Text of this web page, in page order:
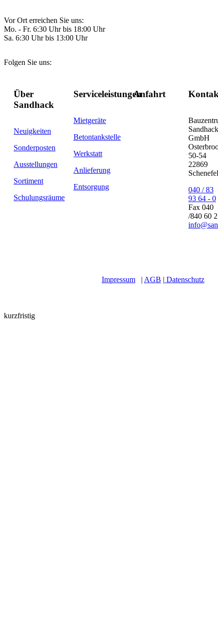
Vor Ort erreichen Sie uns:
Mo. - Fr. 6:30 Uhr bis 18:00 Uhr
Sa. 6:30 Uhr bis 13:00 Uhr
Folgen Sie uns:
Über
Sandhack
Neuigkeiten
Sonderposten
Ausstellungen
Sortiment
Schulungsräume
Serviceleistungen
Mietgeräte
Betontankstelle
Werkstatt
Anlieferung
Entsorgung
Anfahrt
Sandhack
GmbH
50-54
22869
040 / 83
93 64 - 0
Fax 040
/840 60
Impressum | AGB | Datenschutz
kurzfristig